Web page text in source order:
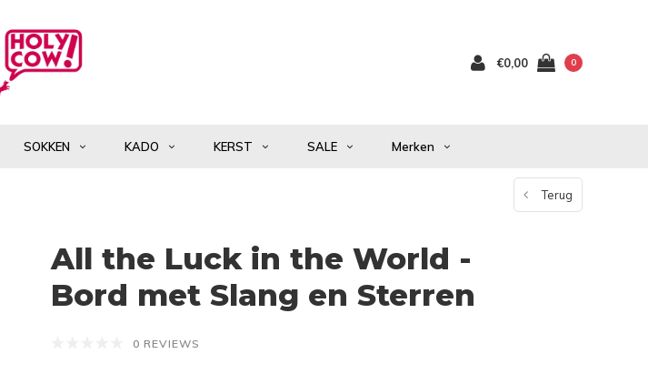
€0,00 0
SOKKEN KADO KERST SALE Merken
Terug
All the Luck in the World -
Bord met Slang en Sterren
0 REVIEWS